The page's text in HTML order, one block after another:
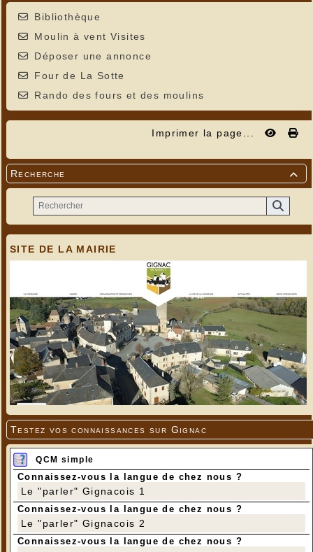
Bibliothèque
Moulin à vent Visites
Déposer une annonce
Four de La Sotte
Rando des fours et des moulins
Imprimer la page...

Recherche
SITE DE LA MAIRIE
Testez vos connaissances sur Gignac
QCM simple
Connaissez-vous la langue de chez nous ?
Le "parler" Gignacois 1
Connaissez-vous la langue de chez nous ?
Le "parler" Gignacois 2
Connaissez-vous la langue de chez nous ?